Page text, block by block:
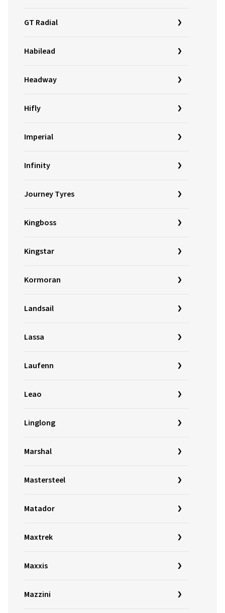
GT Radial
Habilead
Headway
Hifly
Imperial
Infinity
Journey Tyres
Kingboss
Kingstar
Kormoran
Landsail
Lassa
Laufenn
Leao
Linglong
Marshal
Mastersteel
Matador
Maxtrek
Maxxis
Mazzini